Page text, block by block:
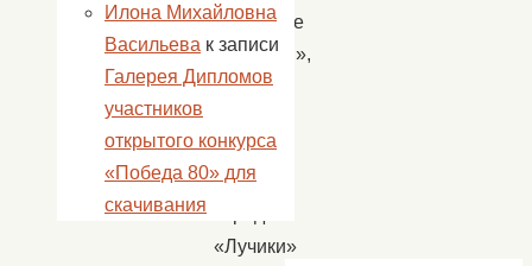
семейные
ценности»,
в
приняли
участие
«Лучики»
Илона Михайловна
Васильева к записи
Галерея Дипломов
участников
открытого конкурса
«Победа 80» для
скачивания